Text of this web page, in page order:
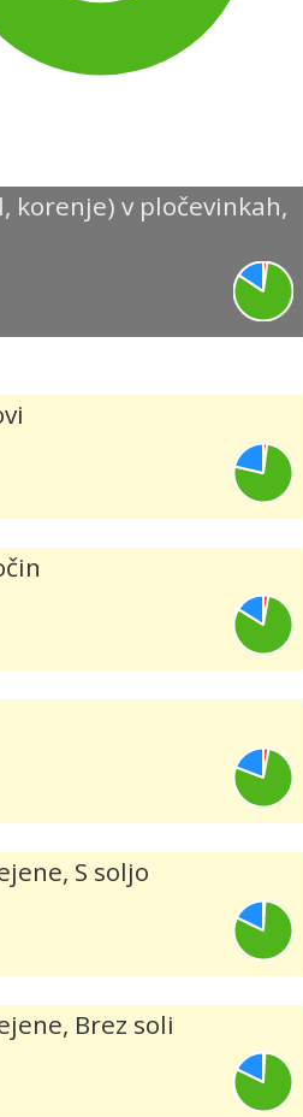
korenje) v pločevinkah,
S soljo
Brez soli